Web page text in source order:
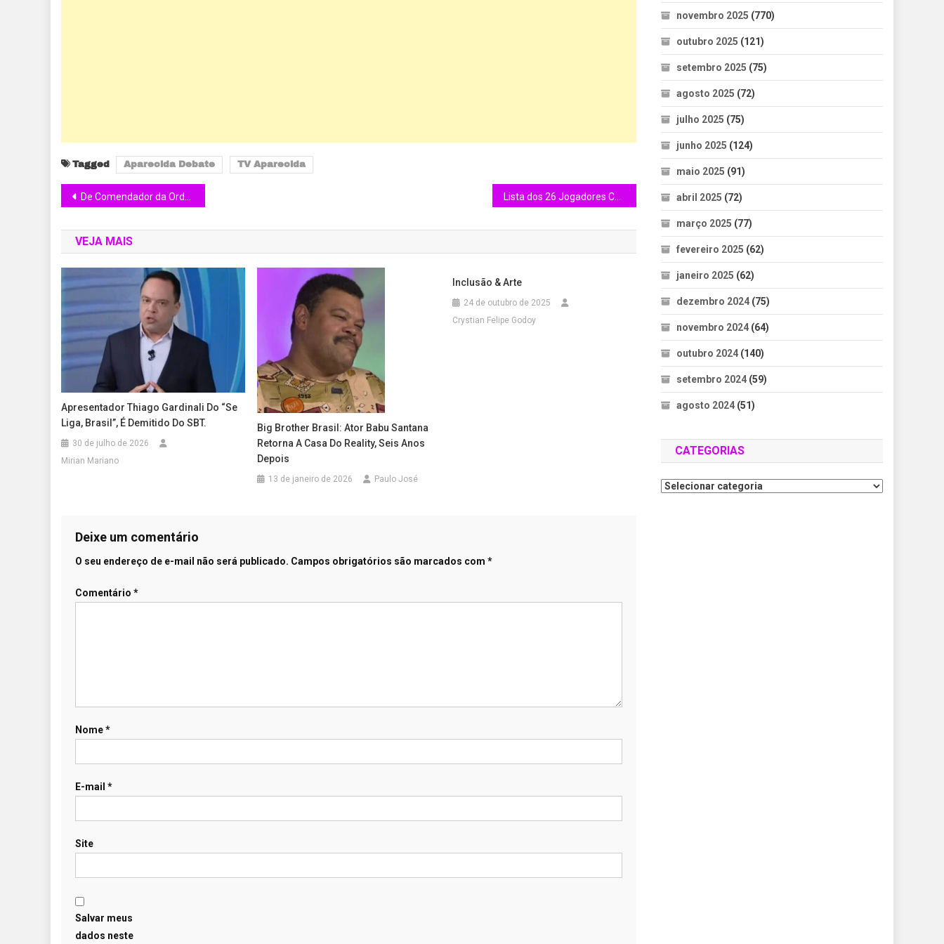
Tagged Aparecida Debate TV Aparecida
De Comendador da Ordem JK a Membro da Academia Brasileira de Honraria ao Mérito: João Mendes recebe mais um título de prestígio em noite conduzida pelo Comendador Regino Barros Lista dos 26 Jogadores Convocados da Colômbia para Copa do Mundo 2026
VEJA MAIS
Apresentador Thiago Gardinali Do “Se
Liga, Brasil”, É Demitido Do SBT.
30 de julho de 2026
Mirian Mariano
Big Brother Brasil: Ator Babu Santana
Retorna A Casa Do Reality, Seis Anos
Depois
13 de janeiro de 2026 Paulo José
Inclusão & Arte
24 de outubro de 2025
Crystian Felipe Godoy
Deixe um comentário
O seu endereço de e-mail não será publicado. Campos obrigatórios são marcados com *
Comentário *
Nome*
E-mail *
Site
Salvar meus
dados neste
novembro 2025 (770)
outubro 2025 (121)
setembro 2025 (75)
agosto 2025 (72)
julho 2025 (75)
junho 2025 (124)
maio 2025 (91)
abril 2025 (72)
março 2025 (77)
fevereiro 2025 (62)
janeiro 2025 (62)
dezembro 2024 (75)
novembro 2024 (64)
outubro 2024 (140)
setembro 2024 (59)
agosto 2024 (51)
CATEGORIAS